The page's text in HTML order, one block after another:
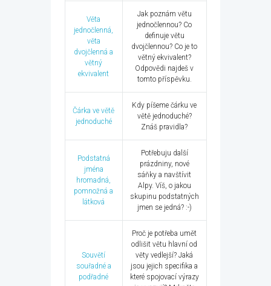
Věta
jednočlenná,
věta
dvojčlenná a
větný
ekvivalent
Jak poznám větu
jednočlennou? Co
definuje větu
dvojčlennou? Co je to
větný ekvivalent?
Odpovědi najdeš v
tomto příspěvku.
Čárka ve větě
jednoduché
Kdy píšeme čárku ve
větě jednoduché?
Znáš pravidla?
Podstatná
jména
hromadná,
pomnožná a
látková
Potřebuju další
prázdniny, nové
sáňky a navštívit
Alpy. Víš, o jakou
skupinu podstatných
jmen se jedná? :-)
Souvětí
souřadné a
podřadné
Proč je potřeba umět
odlišit větu hlavní od
věty vedlejší? Jaká
jsou jejich specifika a
které spojovací výrazy